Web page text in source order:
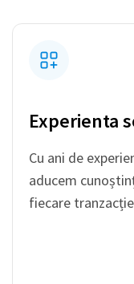
Experienta
Cu ani de
aducem
fiecare